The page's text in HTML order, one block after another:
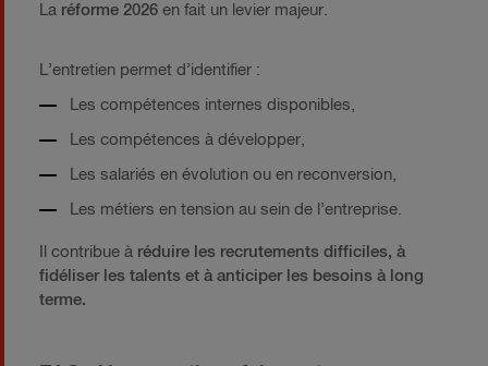
La réforme 2026en fait un levier majeur.
L’entretien permet d’identifier :
Les compétences internes disponibles,
Les compétences à développer,
Les salariés en évolution ou en reconversion,
Les métiers en tension au sein de l’entreprise.
Il contribue à réduire les recrutements difficiles, à
fidéliser les talents et à anticiper les besoins à long
terme.